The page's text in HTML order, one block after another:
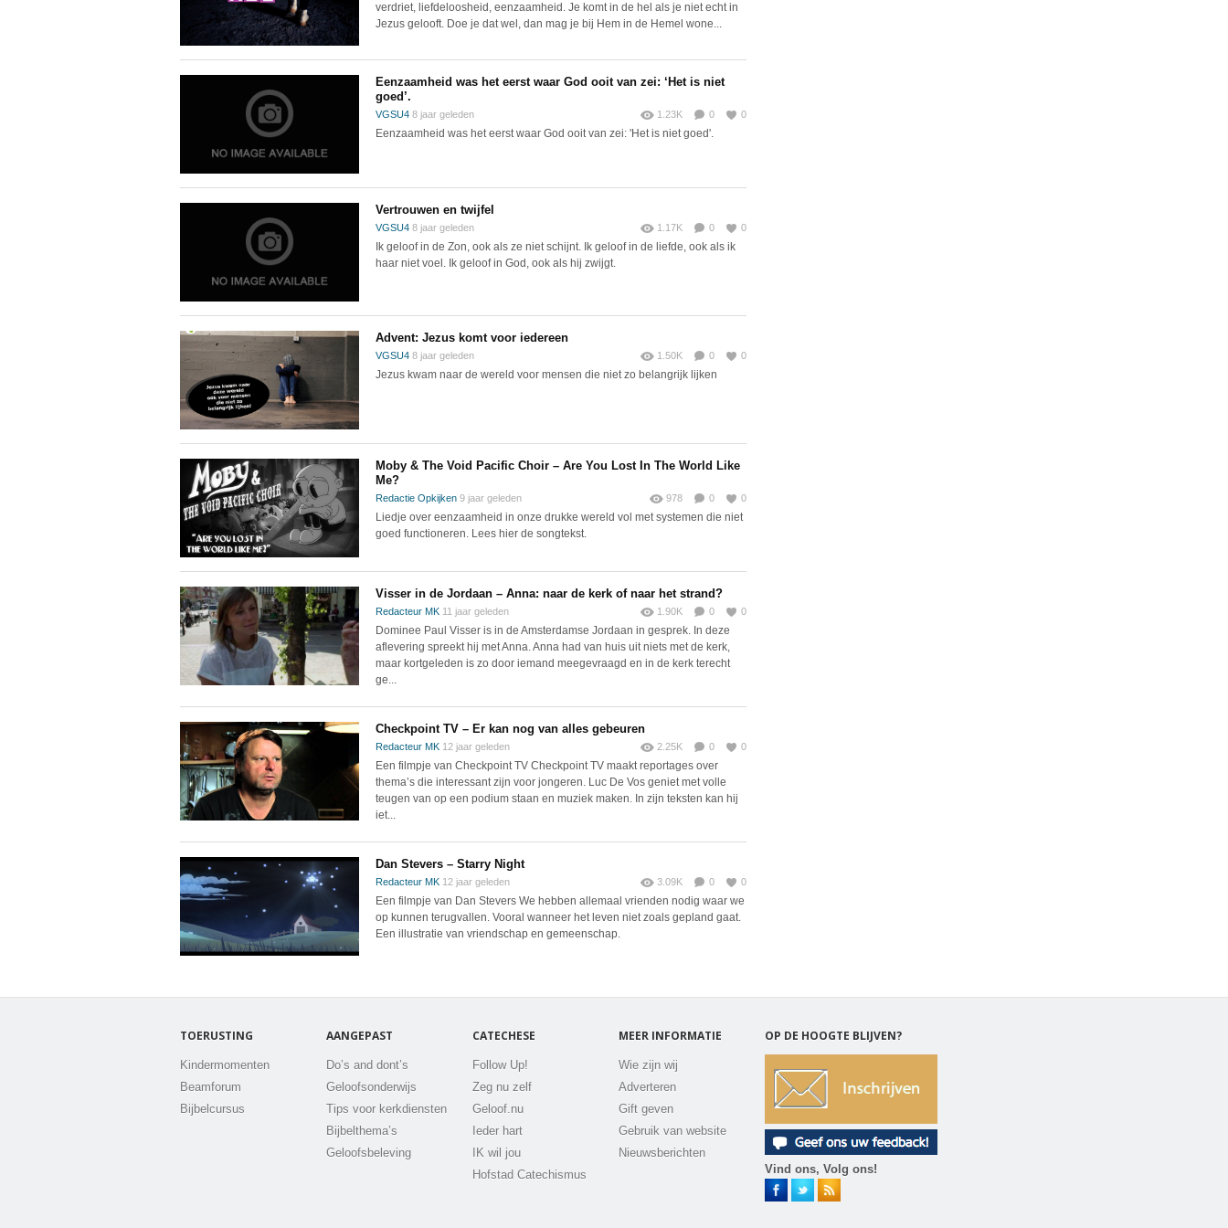
verdriet, liefdeloosheid, eenzaamheid. Je komt in de hel als je niet echt in
Jezus gelooft. Doe je dat wel, dan mag je bij Hem in de Hemel wone...
Eenzaamheid was het eerst waar God ooit van zei: ‘Het is niet
goed’.
VGSU4 8 jaar geleden 1.23K 0 0
Eenzaamheid was het eerst waar God ooit van zei: 'Het is niet goed'.
Vertrouwen en twijfel
VGSU4 8 jaar geleden 1.17K 0 0
Ik geloof in de Zon, ook als ze niet schijnt. Ik geloof in de liefde, ook als ik
haar niet voel. Ik geloof in God, ook als hij zwijgt.
Advent: Jezus komt voor iedereen
VGSU4 8 jaar geleden 1.50K 0 0
Jezus kwam naar de wereld voor mensen die niet zo belangrijk lijken
Moby & The Void Pacific Choir – Are You Lost In The World Like
Me?
Redactie Opkijken 9 jaar geleden 978 0 0
Liedje over eenzaamheid in onze drukke wereld vol met systemen die niet
goed functioneren. Lees hier de songtekst.
Visser in de Jordaan – Anna: naar de kerk of naar het strand?
Redacteur MK 11 jaar geleden 1.90K 0 0
Dominee Paul Visser is in de Amsterdamse Jordaan in gesprek. In deze
aflevering spreekt hij met Anna. Anna had van huis uit niets met de kerk,
maar kortgeleden is zo door iemand meegevraagd en in de kerk terecht
ge...
Checkpoint TV – Er kan nog van alles gebeuren
Redacteur MK 12 jaar geleden 2.25K 0 0
Een filmpje van Checkpoint TV Checkpoint TV maakt reportages over
thema’s die interessant zijn voor jongeren. Luc De Vos geniet met volle
teugen van op een podium staan en muziek maken. In zijn teksten kan hij
iet...
Dan Stevers – Starry Night
Redacteur MK 12 jaar geleden 3.09K 0 0
Een filmpje van Dan Stevers We hebben allemaal vrienden nodig waar we
op kunnen terugvallen. Vooral wanneer het leven niet zoals gepland gaat.
Een illustratie van vriendschap en gemeenschap.
TOERUSTING
Kindermomenten
Beamforum
Bijbelcursus
AANGEPAST
Do’s and dont’s
Geloofsonderwijs
Tips voor kerkdiensten
Bijbelthema’s
Geloofsbeleving
CATECHESE
Follow Up!
Zeg nu zelf
Geloof.nu
Ieder hart
IK wil jou
Hofstad Catechismus
MEER INFORMATIE
Wie zijn wij
Adverteren
Gift geven
Gebruik van website
Nieuwsberichten
OP DE HOOGTE BLIJVEN?
Vind ons, Volg ons!